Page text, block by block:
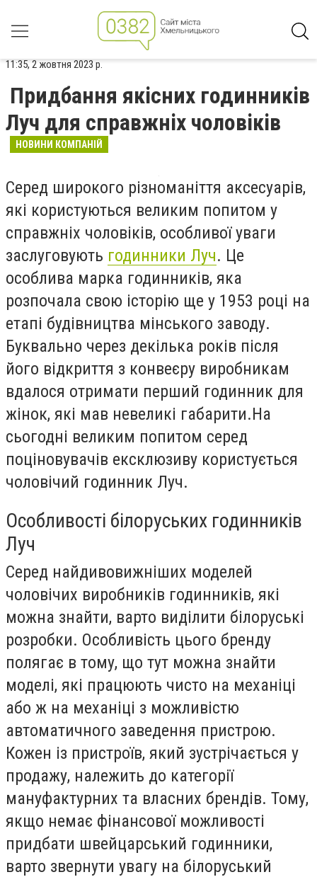
11:35, 2 жовтня 2023 р.
Придбання якісних годинників
Луч для справжніх чоловіків
НОВИНИ КОМПАНІЙ
Серед широкого різноманіття аксесуарів,
які користуються великим попитом у
справжніх чоловіків, особливої уваги
заслуговують годинники Луч. Це
особлива марка годинників, яка
розпочала свою історію ще у 1953 році на
етапі будівництва мінського заводу.
Буквально через декілька років після
його відкриття з конвеєру виробникам
вдалося отримати перший годинник для
жінок, які мав невеликі габарити.На
сьогодні великим попитом серед
поціновувачів ексклюзиву користується
чоловічий годинник Луч.
Особливості білоруських годинників
Луч
Серед найдивовижніших моделей
чоловічих виробників годинників, які
можна знайти, варто виділити білоруські
розробки. Особливість цього бренду
полягає в тому, що тут можна знайти
моделі, які працюють чисто на механіці
або ж на механіці з можливістю
автоматичного заведення пристрою.
Кожен із пристроїв, який зустрічається у
продажу, належить до категорії
мануфактурних та власних брендів. Тому,
якщо немає фінансової можливості
придбати швейцарський годинники,
варто звернути увагу на білоруський